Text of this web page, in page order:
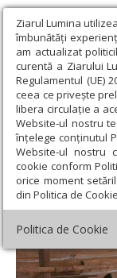
Ziarul Lumina
îmbunătăți
am actualizat
curentă a Ziarului
Regulamentul (UE)
ceea ce privește
libera circulație a
Website-ul nostru
înțelege conținutul
Website-ul nostru
cookie conform
orice moment
din Politica de
Politica de Cookie
Ziarul Lumina ›
origine populară în
Colindele
ortodoxă a